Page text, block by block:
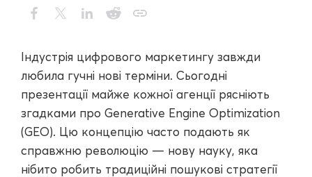
Індустрія цифрового маркетингу завжди
любила гучні нові терміни. Сьогодні
презентації майже кожної агенції рясніють
згадками про Generative Engine Optimization
(GEO). Цю концепцію часто подають як
справжню революцію — нову науку, яка
нібито робить традиційні пошукові стратегії